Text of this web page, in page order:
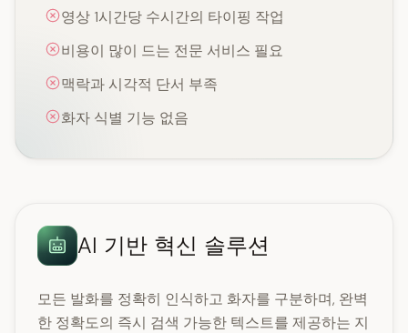
영상 1시간당 수시간의 타이핑 작업
비용이 많이 드는 전문 서비스 필요
맥락과 시각적 단서 부족
화자 식별 기능 없음
AI 기반 혁신 솔루션
모든 발화를 정확히 인식하고 화자를 구분하며, 완벽
한 정확도의 즉시 검색 가능한 텍스트를 제공하는 지